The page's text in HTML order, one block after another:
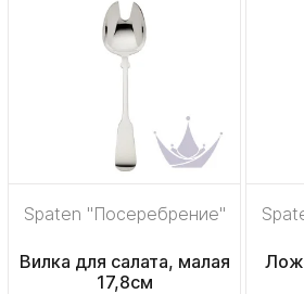
Spaten "Посеребрение"
Вилка для салата, малая
17,8см